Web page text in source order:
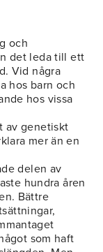
och
det leda till ett
Vid några
hos barn och
hos vissa
av genetiskt
mer än en
delen av
hundra åren
Bättre
som haft